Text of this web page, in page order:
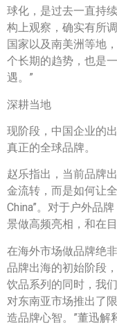
球化，是过去一直持
构上观察，确实有所
国家以及南美洲等地
个长期的趋势，也是
遇。”
深耕当地
现阶段，中国企业的
真正的全球品牌。
赵乐指出，当前品牌
金流转，而是如何让
China”。对于户外品
景做高频亮相，和在
在海外市场做品牌绝
品牌出海的初始阶段
饮品系列的同时，我
对东南亚市场推出了
造品牌心智。”董迅解